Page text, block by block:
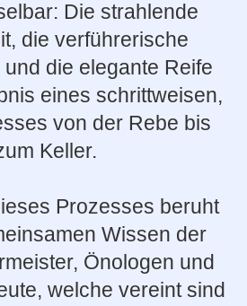
Die strahlende
die verführerische
die elegante Reife
eines schrittweisen,
von der Rebe bis
Keller.
Prozesses beruht
Wissen der
Önologen und
welche vereint sind